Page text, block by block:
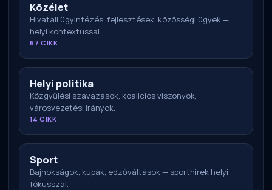
Közélet
Hivatali ügyintézés, fejlesztések, közösségi ügyek —
helyi kontextussal.
67 CIKK
Helyi politika
Közgyűlési szavazások, koalíciós viszonyok,
városvezetési irányok.
14 CIKK
Sport
Bajnokságok, kupák, edzőváltások — sporthírek helyi
fókusszal.